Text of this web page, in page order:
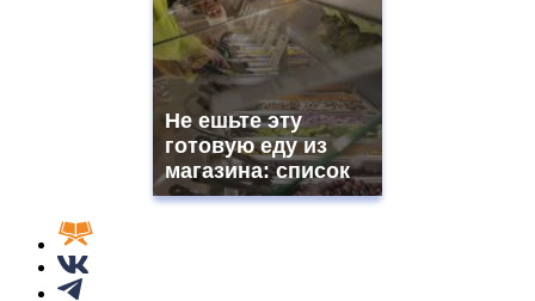
Не ешьте эту
готовую еду из
магазина: список